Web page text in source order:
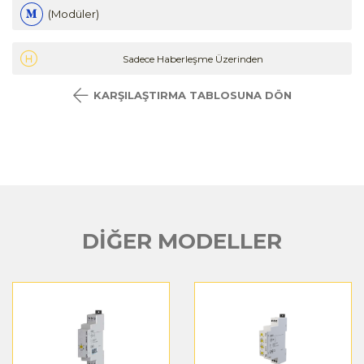
(Modüler)
Sadece Haberleşme Üzerinden
KARŞILAŞTIRMA TABLOSUNA DÖN
DİĞER MODELLER